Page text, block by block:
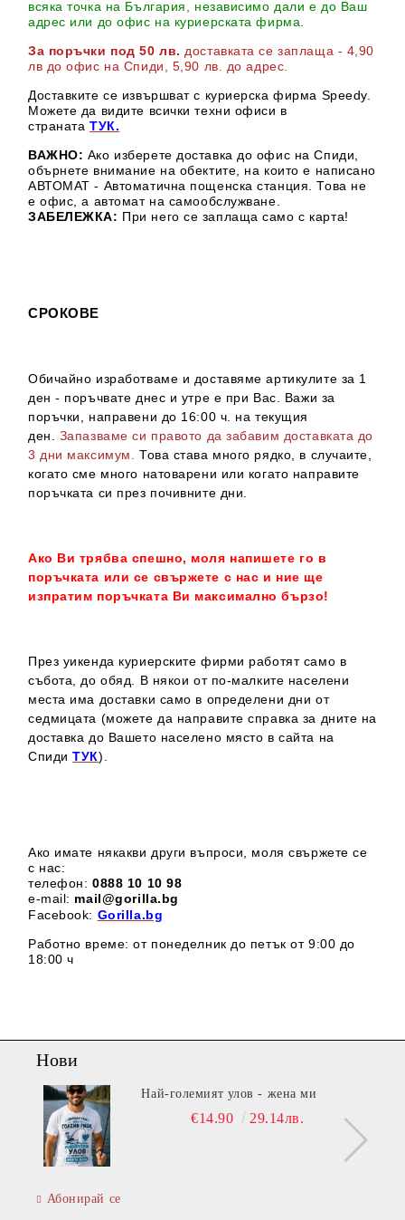
всяка точка на България, независимо дали е до Ваш
адрес или до офис на куриерската фирма.
За поръчки под 50 лв. доставката се заплаща - 4,90
лв до офис на Спиди
, 5,90 лв. до адрес
Доставките се извършват с куриерска фирма Speedy.
Можете да видите всички техни офиси в
страната ТУК.
ВАЖНО: Ако изберете доставка до офис на Спиди,
обърнете внимание на обектите, на които е написано
АВТОМАТ - Автоматична пощенска станция. Това не
е офис, а автомат на самообслужване.
ЗАБЕЛЕЖКА: При него се заплаща само с карта!
СРОКОВЕ
Обичайно изработваме и доставяме артикулите за 1
ден - поръчвате днес и утре е при Вас. Важи за
поръчки, направени до 16:00 ч. на текущия
ден. Запазваме си правото да забавим доставката до
3 дни максимум.
Това става много рядко, в случаите,
когато сме много натоварени или когато направите
поръчката си през почивните дни.
Ако Ви трябва спешно, моля напишете го в
поръчката или се свържете с нас и ние ще
изпратим поръчката Ви максимално бързо!
През уикенда куриерските фирми работят само в
събота, до обяд. В някои от по-малките населени
места има доставки само в определени дни от
седмицата (можете да направите справка за дните на
доставка до Вашето населено място в сайта на
СпидиТУК).
Ако имате някакви други въпроси, моля свържете се
с нас:
телефон:0888 10 10 98
e-mail: mail@gorilla.bg
Facebook: Gorilla.bg
Работно време: от понеделник до петък от 9:00 до
18:00 ч
Нови
Най-големият улов - жена ми
€14.90 29.14лв.
Абонирай се